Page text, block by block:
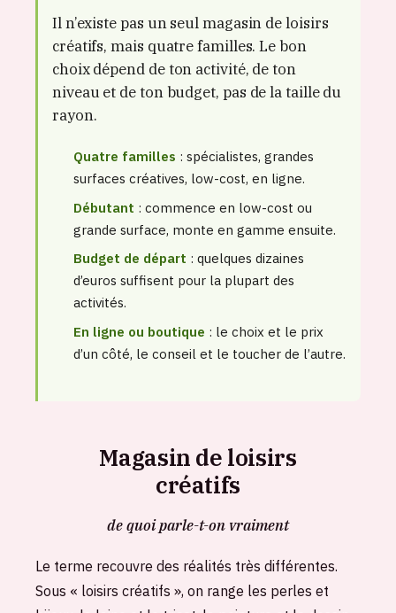
Il n’existe pas un seul magasin de loisirs
créatifs, mais quatre familles. Le bon
choix dépend de ton activité, de ton
niveau et de ton budget, pas de la taille du
rayon.
Quatre familles : spécialistes, grandes
surfaces créatives, low-cost, en ligne.
Débutant : commence en low-cost ou
grande surface, monte en gamme ensuite.
Budget de départ : quelques dizaines
d’euros suffisent pour la plupart des
activités.
En ligne ou boutique : le choix et le prix
d’un côté, le conseil et le toucher de l’autre.
Magasin de loisirs
créatifs
de quoi parle-t-on vraiment
Le terme recouvre des réalités très différentes.
Sous « loisirs créatifs », on range les perles et